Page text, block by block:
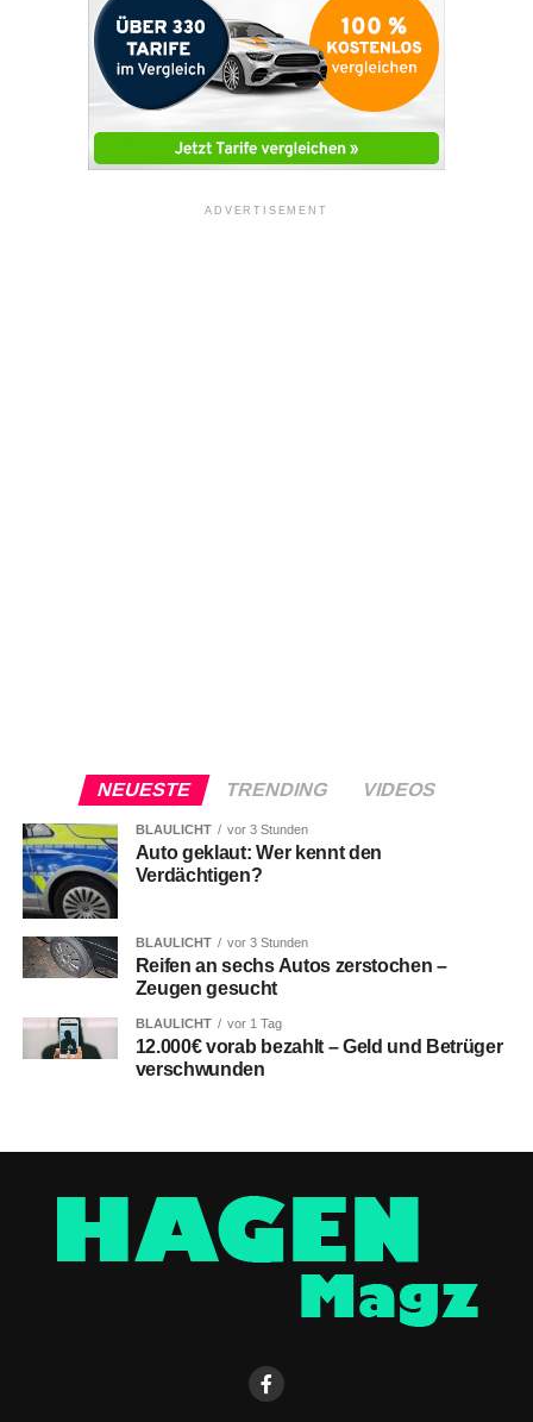
ADVERTISEMENT
NEUESTE TRENDING VIDEOS
BLAULICHT vor 3 Stunden
Auto geklaut: Wer kennt den
Verdächtigen?
BLAULICHT vor 3 Stunden
Reifen an sechs Autos zerstochen –
Zeugen gesucht
BLAULICHT vor 1 Tag
12.000€ vorab bezahlt – Geld und Betrüger
verschwunden